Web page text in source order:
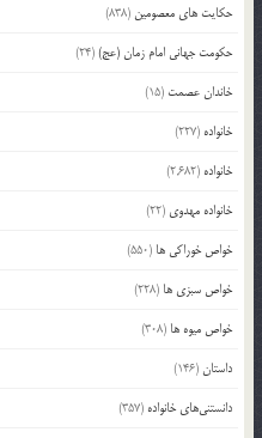
حکایت های معصومین (838)
حکومت جهانی امام زمان (عج)(24)
خاندان عصمت (15)
خانواده (227)
خانواده (2,682)
خانواده مهدوی (22)
خواص خوراکی ها (550)
خواص سبزی ها (228)
خواص میوه ها (308)
داستان(146)
دانستنی‌های خانواده (357)